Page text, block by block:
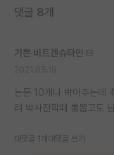
댓글 8개
기쁜 비트겐슈타인
논문 10개나 박아주는데
려 박사진학때 뽕뽑고도
대댓글 1개 대댓글 쓰기